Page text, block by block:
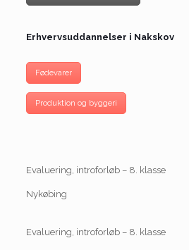
Erhvervsuddannelser i Nakskov
Fødevarer
Produktion og byggeri
Evaluering, introforløb – 8. klasse
Nykøbing
Evaluering, introforløb – 8. klasse